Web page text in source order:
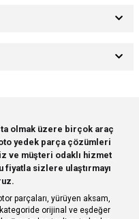
ve diğer konularda
kullanarak tarafımıza
olmak üzere birçok araç
yedek parça çözümleri
ve müşteri odaklı hizmet
fiyatla sizlere ulaştırmayı
parçaları, yürüyen aksam,
orijinal ve eşdeğer